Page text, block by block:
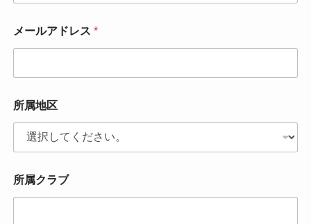
メ
ー
レ
ス
*
メールアドレス *
所属地区
所属クラブ